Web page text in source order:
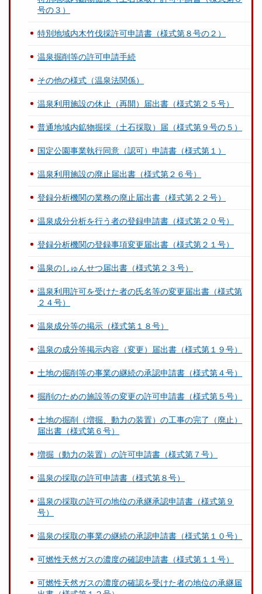
号の３）
特別地域内木竹伐採許可申請書（様式第８号の２）
温泉掘削等の許可申請手続
その他の様式（温泉法関係）
温泉利用施設の休止（再開）届出書（様式第２５号）
普通地域内鉱物掘採（土石採取）届（様式第９号の５）
国定公園事業執行同意（認可）申請書（様式第１）
温泉利用施設の廃止届出書（様式第２６号）
登録分析機関の業務の廃止届出書（様式第２２号）
温泉成分分析を行う者の登録申請書（様式第２０号）
登録分析機関の登録事項変更届出書（様式第２１号）
温泉のしゅんせつ届出書（様式第２３号）
温泉利用許可を受けた者の氏名等の変更届出書（様式第
２４号）
温泉成分等の掲示（様式第１８号）
温泉の成分等掲示内容（変更）届出書（様式第１９号）
土地の掘削等の事業の継続の承認申請書（様式第４号）
掘削のための施設等の変更の許可申請書（様式第５号）
土地の掘削（増掘、動力の装置）の工事の完了（廃止）
届出書（様式第６号）
増掘（動力の装置）の許可申請書（様式第７号）
温泉の採取の許可申請書（様式第８号）
温泉の採取の許可の地位の承継承認申請書（様式第９
号）
温泉の採取の事業の継続の承認申請書（様式第１０号）
可燃性天然ガスの濃度の確認申請書（様式第１１号）
可燃性天然ガスの濃度の確認を受けた者の地位の承継届